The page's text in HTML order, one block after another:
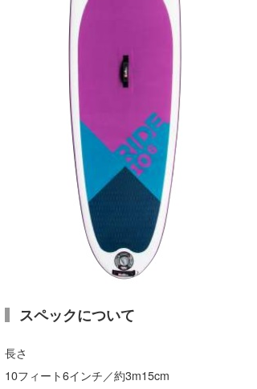
スペックについて
長さ
10フィート6インチ／約3m15cm
wanda
banpaku
chappy
Romisea